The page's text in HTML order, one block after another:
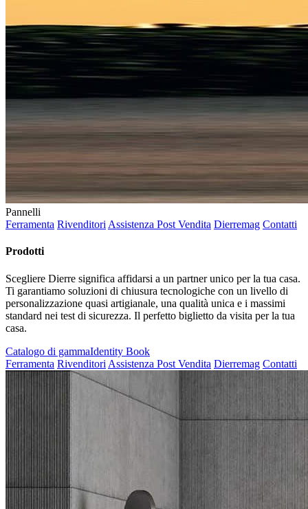
Pannelli
Ferramenta Rivenditori Assistenza Post Vendita Dierremag Contatti
Prodotti
Scegliere Dierre significa affidarsi a un partner unico per la tua casa.
Ti garantiamo soluzioni di chiusura tecnologiche con un livello di
personalizzazione quasi artigianale, una qualità unica e i massimi
standard nei test di sicurezza. Il perfetto biglietto da visita per la tua
casa.
Catalogo di gammaIdentity Book
Ferramenta Rivenditori Assistenza Post Vendita Dierremag Contatti